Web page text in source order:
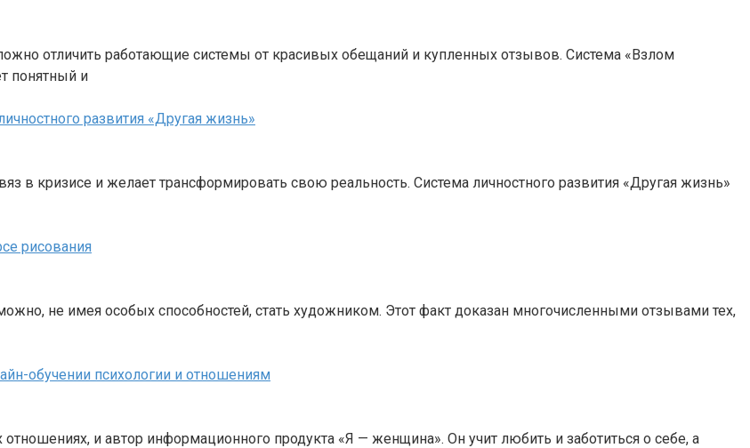
отличить работающие системы от красивых обещаний и купленных отзывов. Система «Взлом
понятный и
развития «Другая жизнь»
в кризисе и желает трансформировать свою реальность. Система личностного развития «Другая жизнь»
рисования
не имея особых способностей, стать художником. Этот факт доказан многочисленными отзывами тех,
обучении психологии и отношениям
и автор информационного продукта «Я — женщина». Он учит любить и заботиться о себе, а